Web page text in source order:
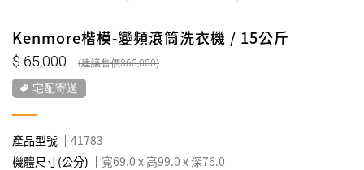
Kenmore楷模-變頻滾筒洗衣機 / 15公斤
65,000 65,000
宅配寄送
產品型號
41783
機體尺寸(公分)
寬69.0 x 高99.0 x 深76.0